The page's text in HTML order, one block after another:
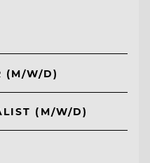
(M/W/D)
(M/W/D)